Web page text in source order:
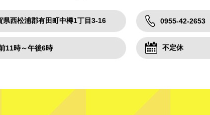
県西松浦郡有田町中樽1丁目3-16 0955-42-2653
11時～午後6時 不定休